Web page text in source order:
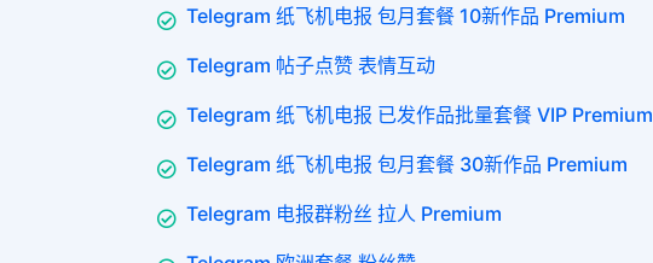
Telegram 纸飞机电报 包月套餐 10新作品 Premium
Telegram 帖子点赞 表情互动
Telegram 纸飞机电报 已发作品批量套餐 VIP Premium
Telegram 纸飞机电报 包月套餐 30新作品 Premium
Telegram 电报群粉丝 拉人 Premium